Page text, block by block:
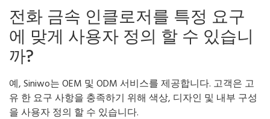
전화 금속 인클로저를 특정 요구
에 맞게 사용자 정의 할 수 있습니
까?
예, Siniwo는 OEM 및 ODM 서비스를 제공합니다. 고객은 고
유 한 요구 사항을 충족하기 위해 색상, 디자인 및 내부 구성
을 사용자 정의 할 수 있습니다.